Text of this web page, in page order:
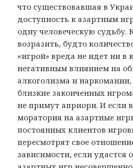
что существовавшая в
доступность к азартным
одну человеческую судьбу.
возразить, будто
«игрой» вреда не идет ни в
негативным влиянием на
алкоголизма и
близкие законченных
не примут априори. И если
моратория на азартные
постоянных клиентов
пересмотрят свое
зависимости, если удастся